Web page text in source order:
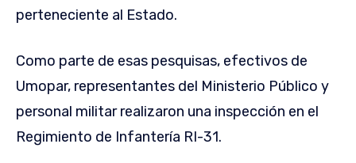
perteneciente al Estado.
Como parte de esas pesquisas, efectivos de
Umopar, representantes del Ministerio Público y
personal militar realizaron una inspección en el
Regimiento de Infantería RI-31.